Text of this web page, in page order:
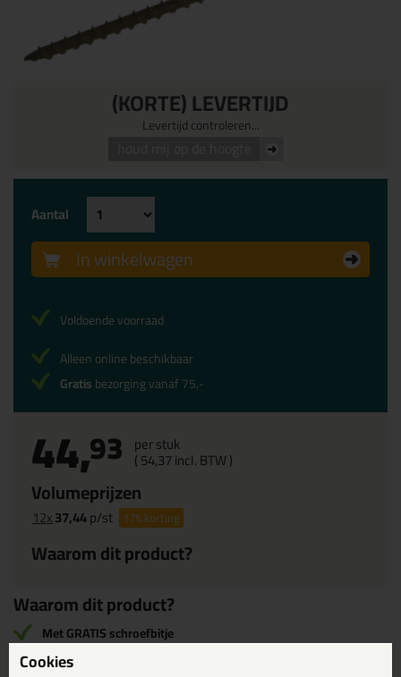
(KORTE) LEVERTIJD
Levertijd controleren...
44,93 per stuk
(54,37incl. BTW )
Volumeprijzen
12x37,44p/st 17%korting
Waarom dit product?
Aantal
In winkelwagen
Voldoende voorraad
Alleen online beschikbaar
Gratisbezorging vanaf 75,-
Waarom dit product?
Met GRATIS schroefbitje
Scheurt of splijt het hout niet
Cookies